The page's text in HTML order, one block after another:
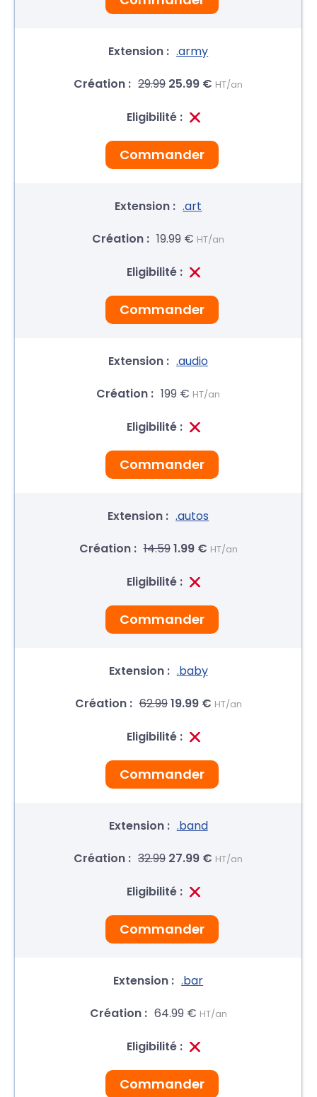
.army
29.99 25.99 € HT/an
Commander
.art
19.99 € HT/an
Commander
.audio
199 € HT/an
Commander
.autos
14.591.99 € HT/an
Commander
.baby
62.9919.99 € HT/an
Commander
.band
32.99 27.99 € HT/an
Commander
.bar
64.99 € HT/an
Commander